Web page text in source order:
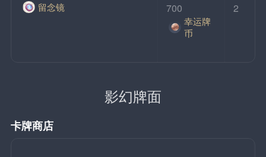
留念镜 700
幸运牌
币
2
影幻牌面
卡牌商店